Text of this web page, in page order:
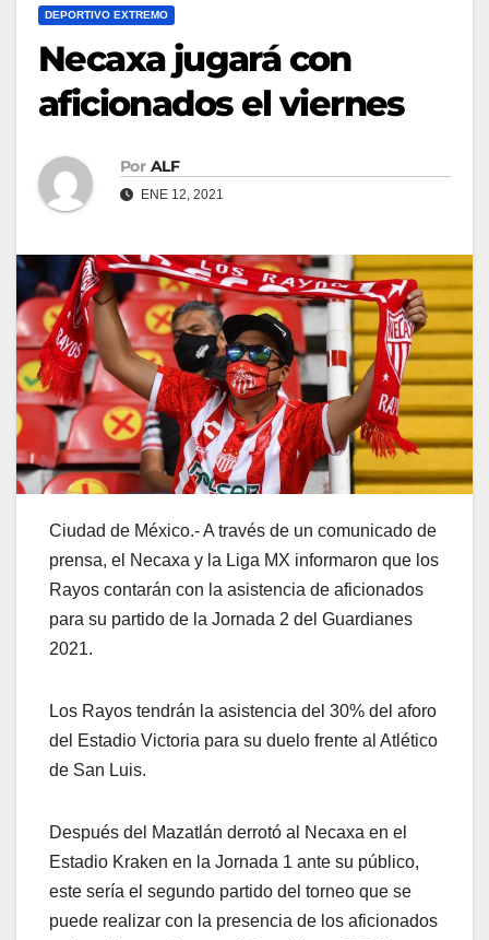
DEPORTIVO EXTREMO
Necaxa jugará con
aficionados el viernes
Por ALF
ENE 12, 2021
Ciudad de México.- A través de un comunicado de
prensa, el Necaxa y la Liga MX informaron que los
Rayos contarán con la asistencia de aficionados
para su partido de la Jornada 2 del Guardianes
2021.
Los Rayos tendrán la asistencia del 30% del aforo
del Estadio Victoria para su duelo frente al Atlético
de San Luis.
Después del Mazatlán derrotó al Necaxa en el
Estadio Kraken en la Jornada 1 ante su público,
este sería el segundo partido del torneo que se
puede realizar con la presencia de los aficionados